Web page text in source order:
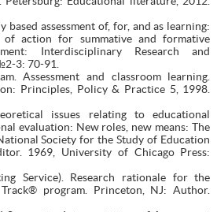
based assessment of, for, and as learning:
action for summative and formative
Interdisciplinary Research and
3: 70-91.
Assessment and classroom learning.
Principles, Policy & Practice 5, 1998.
issues relating to educational
evaluation: New roles, new means: The
Society for the Study of Education
1969, University of Chicago Press:
Service). Research rationale for the
program. Princeton, NJ: Author.